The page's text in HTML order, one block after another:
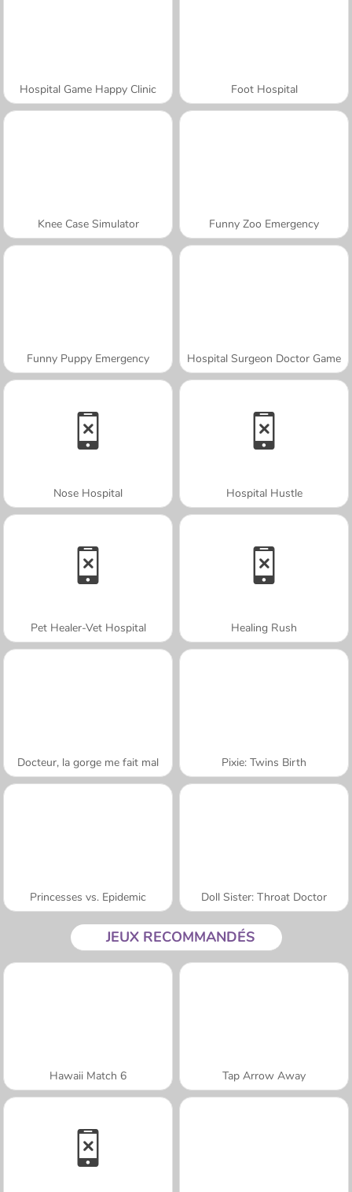
Hospital Game Happy Clinic Foot Hospital
Knee Case Simulator Funny Zoo Emergency
Funny Puppy Emergency Hospital Surgeon Doctor Game
Nose Hospital Hospital Hustle
Pet Healer-Vet Hospital Healing Rush
Docteur, la gorge me fait mal Pixie: Twins Birth
Princesses vs. Epidemic Doll Sister: Throat Doctor
JEUX RECOMMANDÉS
Hawaii Match 6 Tap Arrow Away